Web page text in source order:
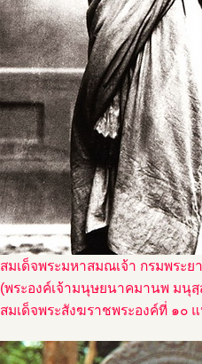
สมเด็จพระมหาสมณเจ้า กรมพระ
(พระองค์เจ้ามนุษยนาคมานพ มนุ
สมเด็จพระสังฆราชพระองค์ที่ ๑๐